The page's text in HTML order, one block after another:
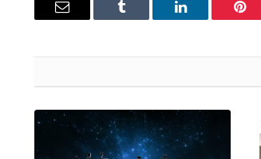
بينتيريستلينكدإن Tumblr
البريد